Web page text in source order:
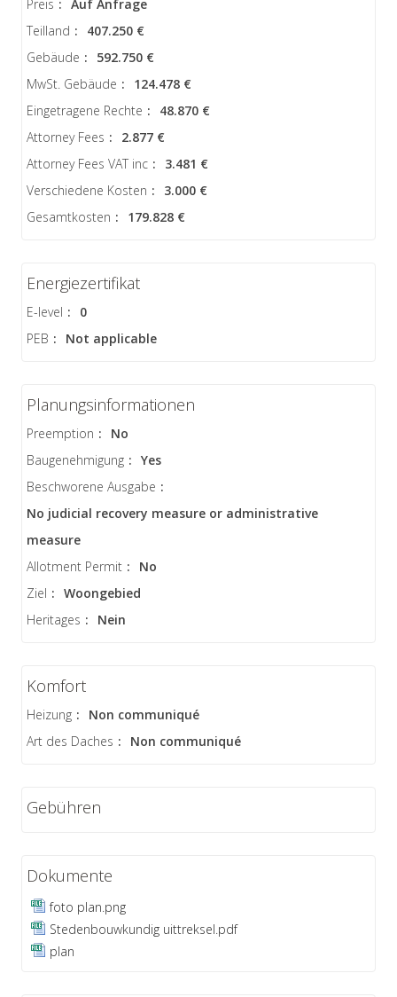
Preis : Auf Anfrage
Teilland :
407.250 €
Gebäude :
592.750 €
MwSt. Gebäude :
124.478 €
Eingetragene Rechte :
48.870 €
Attorney Fees :
2.877 €
Attorney Fees VAT inc :
3.481 €
Verschiedene Kosten :
3.000 €
Gesamtkosten : 179.828 €
Energiezertifikat
E-level :
0
PEB : Not applicable
Planungsinformationen
Preemption :
No
Baugenehmigung : Yes
Beschworene Ausgabe :
No judicial recovery measure or administrative
measure
Allotment Permit :
No
Ziel : Woongebied
Heritages : Nein
Komfort
Heizung :
Non communiqué
Art des Daches : Non communiqué
Gebühren
Dokumente
foto plan.png
Stedenbouwkundig uittreksel.pdf
plan